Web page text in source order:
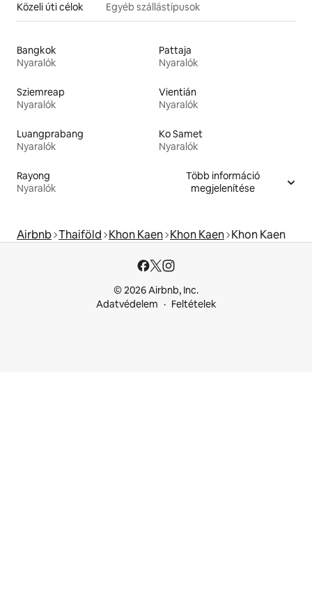
Közeli úti célok Egyéb szállástípusok
Bangkok
Nyaralók
Pattaja
Nyaralók
Sziemreap
Nyaralók
Vientián
Nyaralók
Luangprabang
Nyaralók
Ko Samet
Nyaralók
Rayong
Nyaralók
Több információ
megjelenítése
Airbnb Thaiföld Khon Kaen Khon Kaen Khon Kaen
© 2026 Airbnb, Inc.
Adatvédelem
Feltételek